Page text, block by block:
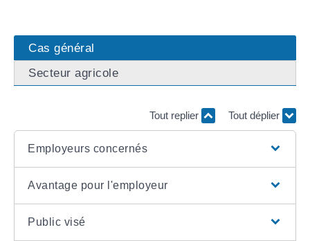
Cas général
Secteur agricole
Tout replier Tout déplier
Employeurs concernés
Avantage pour l'employeur
Public visé